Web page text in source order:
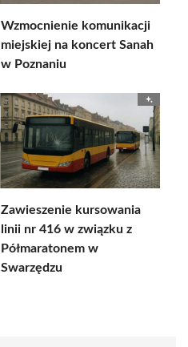
Wzmocnienie komunikacji
miejskiej na koncert Sanah
w Poznaniu
Zawieszenie kursowania
linii nr 416 w związku z
Półmaratonem w
Swarzędzu